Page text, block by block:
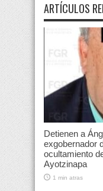
ARTÍCULOS
Detienen a
exgobernador
ocultamiento
Ayotzinapa
1 min atras